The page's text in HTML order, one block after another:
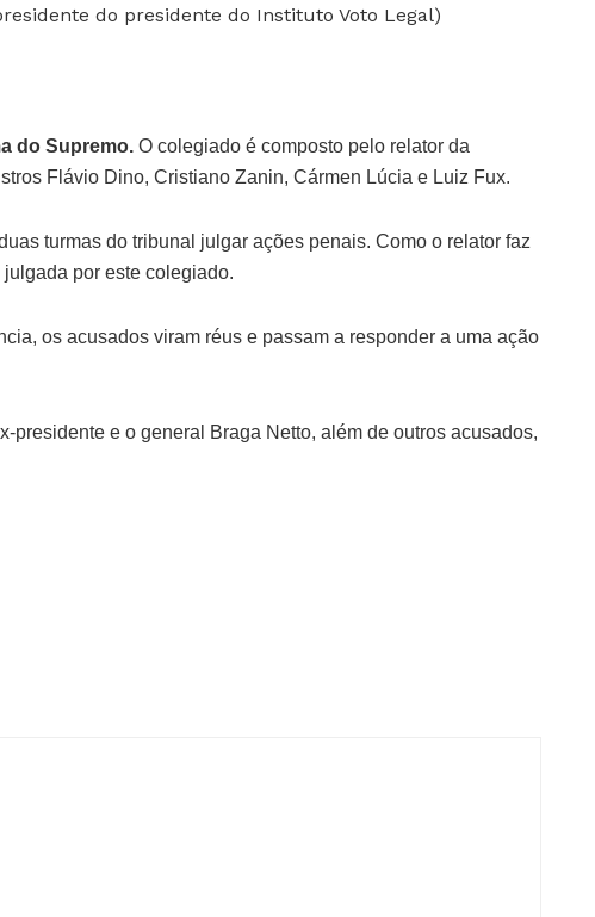
do presidente do Instituto Voto Legal)
do Supremo. O colegiado é composto pelo relator da
Flávio Dino, Cristiano Zanin, Cármen Lúcia e Luiz Fux.
turmas do tribunal julgar ações penais. Como o relator faz
por este colegiado.
os acusados viram réus e passam a responder a uma ação
presidente e o general Braga Netto, além de outros acusados,